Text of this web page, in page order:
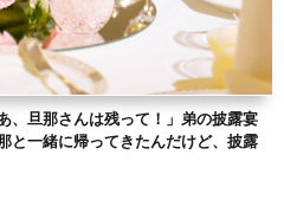
、旦那さんは残って！」弟の披露宴
と一緒に帰ってきたんだけど、披露